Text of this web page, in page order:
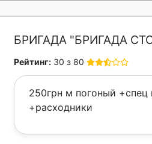
БРИГАДА "БРИГАДА
Рейтинг: 30 з 80
250грн м погоный +спец
+расходники